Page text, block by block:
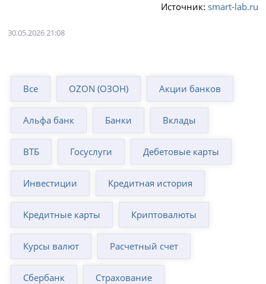
Источник: smart-lab.ru
30.05.2026 21:08
Все OZON (ОЗОН) Акции банков
Альфа банк Банки Вклады
ВТБ Госуслуги Дебетовые карты
Инвестиции Кредитная история
Кредитные карты Криптовалюты
Курсы валют Расчетный счет
Сбербанк Страхование